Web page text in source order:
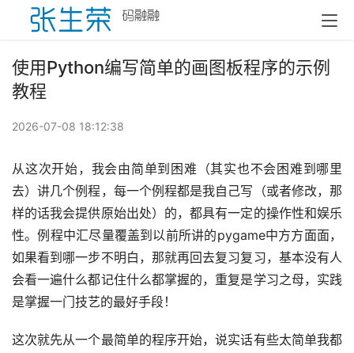
使用Python编写简单的画图板程序的示例
教程
2026-07-08 18:12:38
从这次开始，我会由简单到困难（其实也不会困难到哪里
去）讲几个例程，每一个例程都是我自己写（或者修改，那
样的话我会提供原始出处）的，都具有一定的操作性和娱乐
性。例程中汇尽量覆盖到以前所讲的pygame中方方面面，
如果看到哪一步不明白，那就再回去复习复习，基本没有人
会看一遍什么都记住什么都掌握的，重复是学习之母，实践
是掌握一门技艺的最好手段！
这次就先从一个最简单的程序开始，说实话有些太简单我都